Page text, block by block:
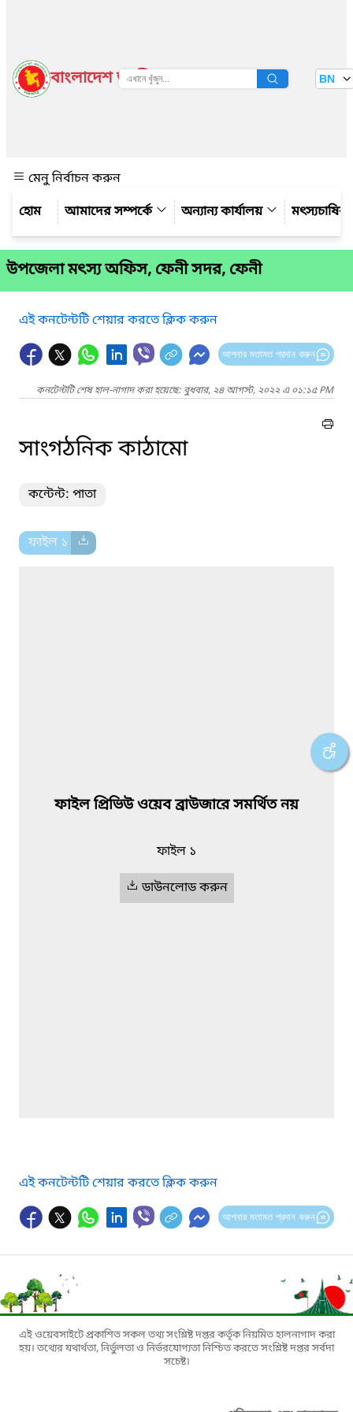
বাংলাদেশ জাতীয় তথ্য বাতায়ন BN
মেনু নির্বাচন করুন
আমাদের সম্পর্কে
অন্যান্য কার্যালয় মৎস্যচাষির
উপজেলা মৎস্য অফিস, ফেনী সদর, ফেনী
এই কনটেন্টটি শেয়ার করতে ক্লিক করুন
আপনার মতামত প্রদান করুন
কনটেন্টটি শেষ হাল-নাগাদ করা হয়েছে: বুধবার, ২৪ আগস্ট, ২০২২ এ ০১:১৫ PM
সাংগঠনিক কাঠামো
কন্টেন্ট: পাতা
ফাইল ১
ফাইল প্রিভিউ ওয়েব ব্রাউজারে সমর্থিত নয়
ফাইল ১
ডাউনলোড করুন
এই কনটেন্টটি শেয়ার করতে ক্লিক করুন
আপনার মতামত প্রদান করুন
এই ওয়েবসাইটে প্রকাশিত সকল তথ্য সংশ্লিষ্ট দপ্তর কর্তৃক নিয়মিত হালনাগাদ করা
হয়। তথ্যের যথার্থতা, নির্ভুলতা ও নির্ভরযোগ্যতা নিশ্চিত করতে সংশ্লিষ্ট দপ্তর সর্বদা
সচেষ্ট।